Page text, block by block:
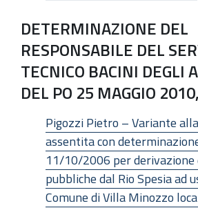
DETERMINAZIONE DEL
RESPONSABILE DEL
TECNICO BACINI DEGLI
DEL PO 25 MAGGIO
Pigozzi Pietro – Variante
assentita con
11/10/2006 per derivazione
pubbliche dal Rio Spesia ad
Comune di Villa Minozzo